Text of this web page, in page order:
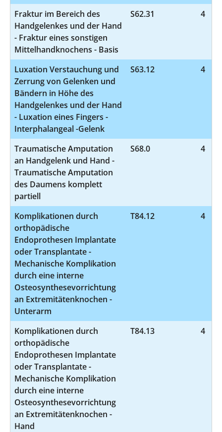
Fraktur im Bereich des
Handgelenkes und der Hand
- Fraktur eines sonstigen
Mittelhandknochens - Basis
S62.31 4
Luxation Verstauchung und
Zerrung von Gelenken und
Bändern in Höhe des
Handgelenkes und der Hand
- Luxation eines Fingers -
Interphalangeal -Gelenk
S63.12 4
Traumatische Amputation
an Handgelenk und Hand -
Traumatische Amputation
des Daumens komplett
partiell
S68.0 4
Komplikationen durch
orthopädische
Endoprothesen Implantate
oder Transplantate -
Mechanische Komplikation
durch eine interne
Osteosynthesevorrichtung
an Extremitätenknochen -
Unterarm
T84.12 4
Komplikationen durch
orthopädische
Endoprothesen Implantate
oder Transplantate -
Mechanische Komplikation
durch eine interne
Osteosynthesevorrichtung
an Extremitätenknochen -
Hand
T84.13 4